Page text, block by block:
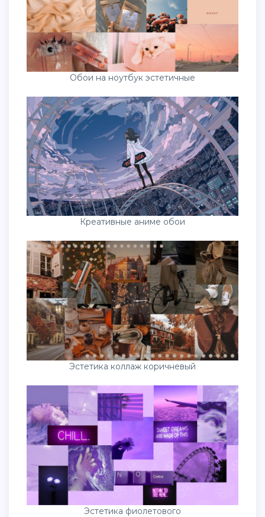
Обои на ноутбук эстетичные
Креативные аниме обои
Эстетика коллаж коричневый
Эстетика фиолетового